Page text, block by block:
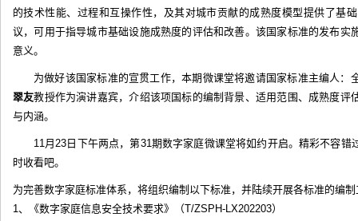
的技术性能、过程和互操作性，及其对城市贡献的成熟度模型提供了基
议，可用于指导城市基础设施成熟度的评估和改善。该国家标准的发布实
意义。
为做好该国家标准的宣贯工作，本期微课堂将邀请国家标准主编人：
翠友教授作为演讲嘉宾，介绍该项国标的编制背景、适用范围、成熟度评
与内涵。
11月23日下午两点，第31期数字家庭微课堂将如约开启。精彩不容
时收看吧。
为完善数字家庭标准体系，将组织编制以下标准，并陆续开展各标准的编
1、《数字家庭信息安全技术要求》（T/ZSPH-LX202203）